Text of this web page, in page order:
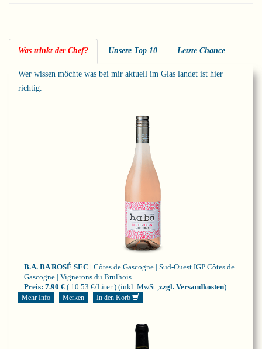
Was trinkt der Chef? Unsere Top 10 Letzte Chance
Wer wissen möchte was bei mir aktuell im Glas landet ist hier
richtig.
B.A. BA ROSÉ SEC | Côtes de Gascogne | Sud-Ouest IGP Côtes de
Gascogne | Vignerons du Brulhois
Preis: 7.90 € ( 10.53 €/Liter ) (inkl. MwSt.,zzgl. Versandkosten)
Mehr Info Merken In den Korb